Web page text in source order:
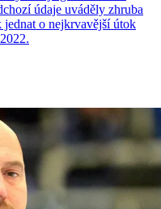
údaje uváděly zhruba
o nejkrvavější útok